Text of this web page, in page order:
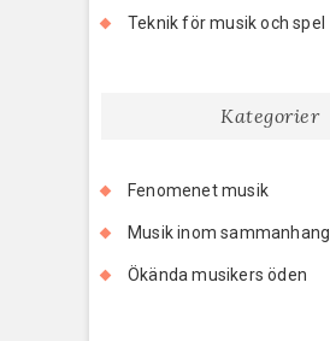
Teknik för musik och spel
Kategorier
Fenomenet musik
Musik inom sammanhang
Ökända musikers öden